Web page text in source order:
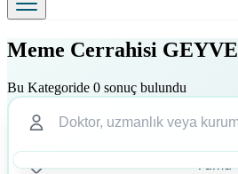
Meme Cerrahisi GEYVE
Bu Kategoride 0 sonuç bulundu